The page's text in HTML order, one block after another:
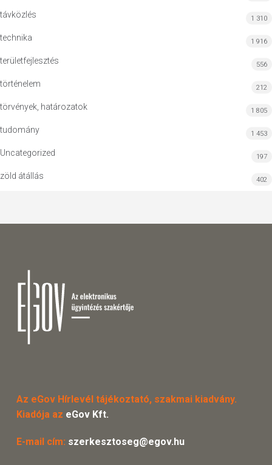
távközlés 1 310
technika 1 916
területfejlesztés 556
történelem 212
törvények, határozatok 1 805
tudomány 1 453
Uncategorized 197
zöld átállás 402
Az eGov Hírlevél tájékoztató, szakmai kiadvány.
Kiadója az eGov Kft.
E-mail cím: szerkesztoseg@egov.hu